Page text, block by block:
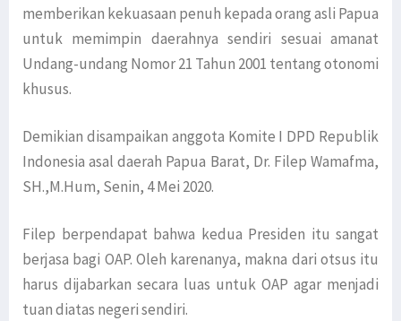
memberikan kekuasaan penuh kepada orang asli Papua
untuk memimpin daerahnya sendiri sesuai amanat
Undang-undang Nomor 21 Tahun 2001 tentang otonomi
khusus.
Demikian disampaikan anggota Komite I DPD Republik
Indonesia asal daerah Papua Barat, Dr. Filep Wamafma,
SH.,M.Hum, Senin, 4 Mei 2020.
Filep berpendapat bahwa kedua Presiden itu sangat
berjasa bagi OAP. Oleh karenanya, makna dari otsus itu
harus dijabarkan secara luas untuk OAP agar menjadi
tuan diatas negeri sendiri.